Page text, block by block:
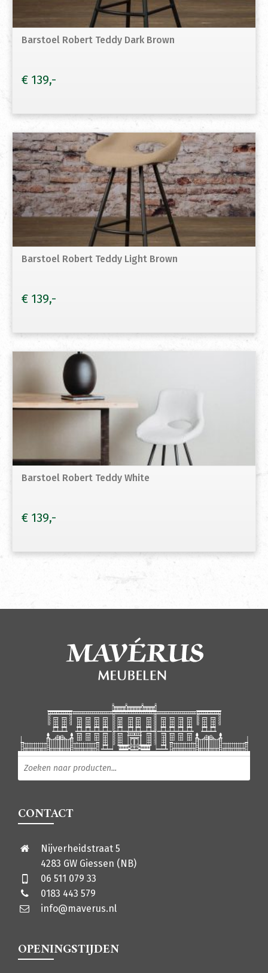
Barstoel Robert Teddy Dark Brown
€ 139
Barstoel Robert Teddy Light Brown
€ 139
Barstoel Robert Teddy White
€ 139
Producten zoeken
CONTACT
Nijverheidstraat 5
4283 GW Giessen (NB)
06 511 079 33
0183 443 579
info@maverus.nl
OPENINGSTIJDEN